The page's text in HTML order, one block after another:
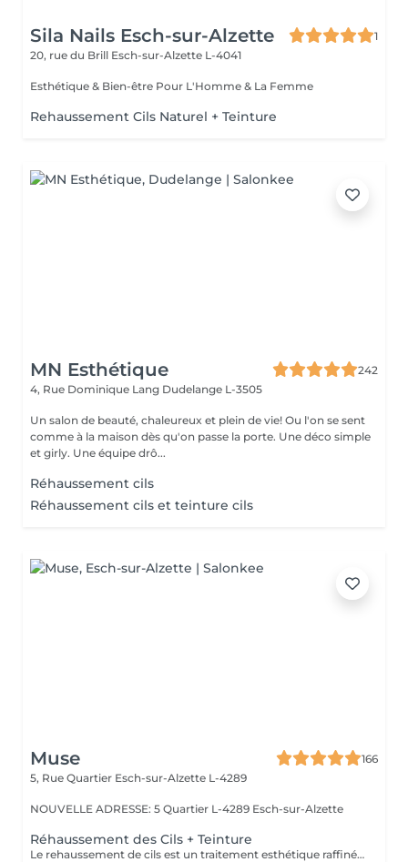
Sila Nails Esch-sur-Alzette
1
20, rue du Brill Esch-sur-Alzette L-4041
Esthétique & Bien-être Pour L'Homme & La Femme
Rehaussement Cils Naturel + Teinture
MN Esthétique
242
4, Rue Dominique Lang Dudelange L-3505
Un salon de beauté, chaleureux et plein de vie! Ou l'on se sent
comme à la maison dès qu'on passe la porte. Une déco simple
et girly. Une équipe drô...
Réhaussement cils
Réhaussement cils et teinture cils
Muse
166
5, Rue Quartier Esch-sur-Alzette L-4289
NOUVELLE ADRESSE: 5 Quartier L-4289 Esch-sur-Alzette
Réhaussement des Cils + Teinture
Le rehaussement de cils est un traitement esthétique raffiné qui confère à vos cils une courbure naturelle et gracieuse. En utilisant des produits spécialisés et des techniques de mise en forme expertes, nous ajoutons une dimension supplémentaire de courbure et de définition à vos cils. La durée du traitement varie généralement de 4 à 8 semaines, selon le cycle de croissance naturel de vos cils. De plus, notre service comprend une teinture noire des cils, offrant ainsi une intensité supplémentaire à votre regard. Veuillez ne pas appliquer de Mascara Waterproof le jour de votre rendez-vous.